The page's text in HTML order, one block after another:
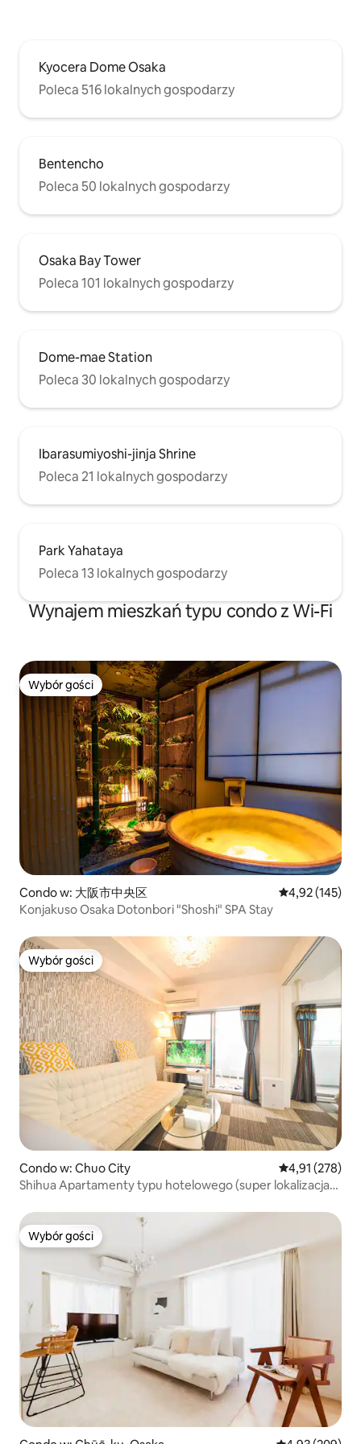
długości Jeśli pojazd jest duży,
z wyprzedzeniem potwierdź, czy
możesz go zaparkować
Kyocera Dome Osaka
Poleca 516 lokalnych gospodarzy
Bentencho
Poleca 50 lokalnych gospodarzy
Osaka Bay Tower
Poleca 101 lokalnych gospodarzy
Dome-mae Station
Poleca 30 lokalnych gospodarzy
Ibarasumiyoshi-jinja Shrine
Poleca 21 lokalnych gospodarzy
Park Yahataya
Poleca 13 lokalnych gospodarzy
Wynajem mieszkań typu condo z Wi-Fi
Wybór gości
Wybór gości
Condo w: 大阪市中央区 Średnia
4,92 (145)
Konjakuso Osaka Dotonbori "Shoshi" SPA Stay
Wybór gości
Wybór gości
Condo w: Chuo City Średnia
4,91 (278)
Shihua Apartamenty typu hotelowego (super lokalizacja)
metra Nihonbashi!
Wybór gości
Wybór gości